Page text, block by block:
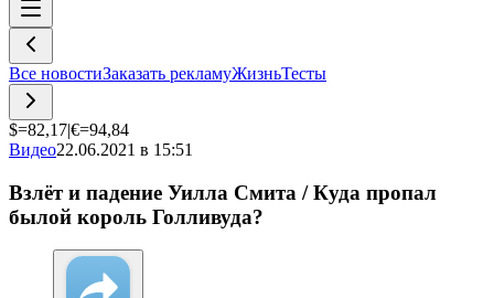
Все новостиЗаказать рекламуЖизньТесты
$=82,17|€=94,84
Видео22.06.2021 в 15:51
Взлёт и падение Уилла Смита / Куда пропал
былой король Голливуда?